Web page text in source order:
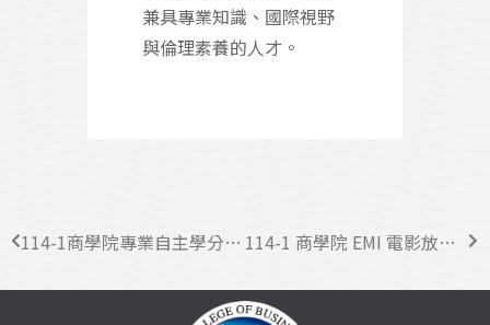
兼具專業知識、國際視野
與倫理素養的人才。
114-1商學院專業自主學分系列活動報名開始囉！ 114-1 商學院 EMI 電影放映活動